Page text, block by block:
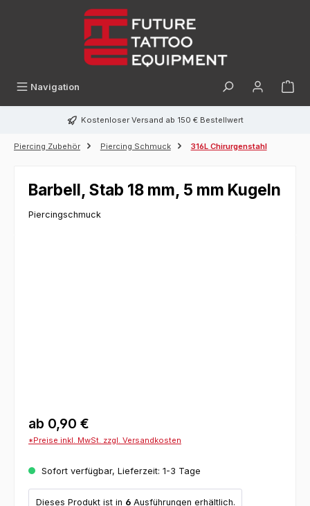
Navigation
Kostenloser Versand ab 150 € Bestellwert
Piercing Zubehör Piercing Schmuck 316L Chirurgenstahl
Barbell, Stab 18 mm, 5 mm Kugeln
Piercingschmuck
ab 0,90 €
*Preise inkl. MwSt. zzgl. Versandkosten
Sofort verfügbar, Lieferzeit: 1-3 Tage
Dieses Produkt ist in 6Ausführungen erhältlich.